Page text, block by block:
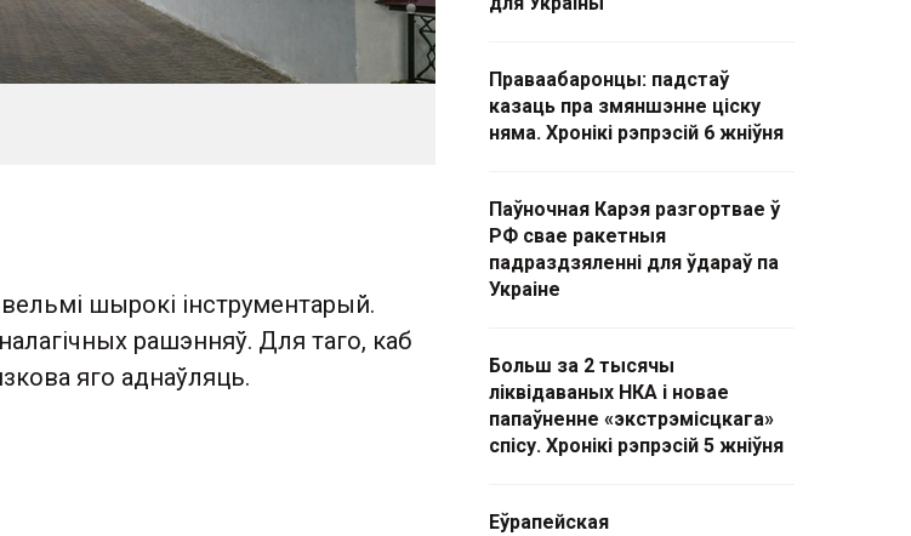
шырокі інструментарый.
рашэнняў. Для таго, каб
яго аднаўляць.
Праваабаронцы: падстаў
казаць пра змяншэнне ціску
няма. Хронікі рэпрэсій 6 жніўня
Паўночная Карэя разгортвае ў
РФ свае ракетныя
падраздзяленні для ўдараў па
Украіне
Больш за 2 тысячы
ліквідаваных НКА і новае
папаўненне «экстрэмісцкага»
спісу. Хронікі рэпрэсій 5 жніўня
Еўрапейская